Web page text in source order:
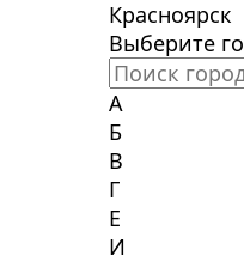
Красноярск
Выберите
А
Б
В
Г
Е
И